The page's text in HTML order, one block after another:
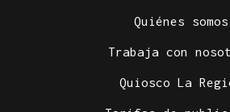
Quiénes somos
Trabaja con
Quiosco La